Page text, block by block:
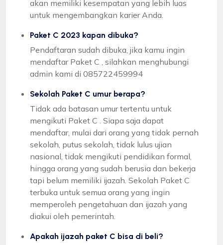
akan memiliki kesempatan yang lebih luas
untuk mengembangkan karier Anda.
Paket C 2023 kapan dibuka?
Pendaftaran sudah dibuka, jika kamu ingin
mendaftar Paket C , silahkan menghubungi
admin kami di 085722459994
Sekolah Paket C umur berapa?
Tidak ada batasan umur tertentu untuk
mengikuti Paket C . Siapa saja dapat
mendaftar, mulai dari orang yang tidak pernah
sekolah, putus sekolah, tidak lulus ujian
nasional, tidak mengikuti pendidikan formal,
hingga orang yang sudah berusia dan bekerja
tapi belum memiliki ijazah. Sekolah Paket C
terbuka untuk semua orang yang ingin
memperoleh pengetahuan dan ijazah yang
diakui oleh pemerintah.
Apakah ijazah paket C bisa di beli?